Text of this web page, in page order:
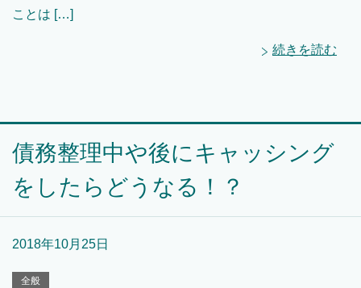
ことは […]
続きを読む
債務整理中や後にキャッシング
をしたらどうなる！？
2018年10月25日
全般